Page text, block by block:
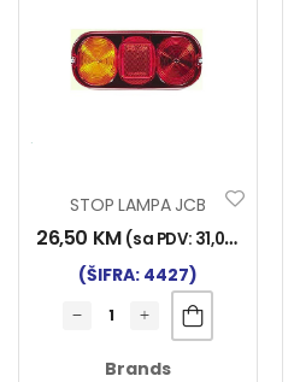
STOP LAMPA JCB
26,50 KM (sa PDV: 31,00
(ŠIFRA: 4427)
Brands